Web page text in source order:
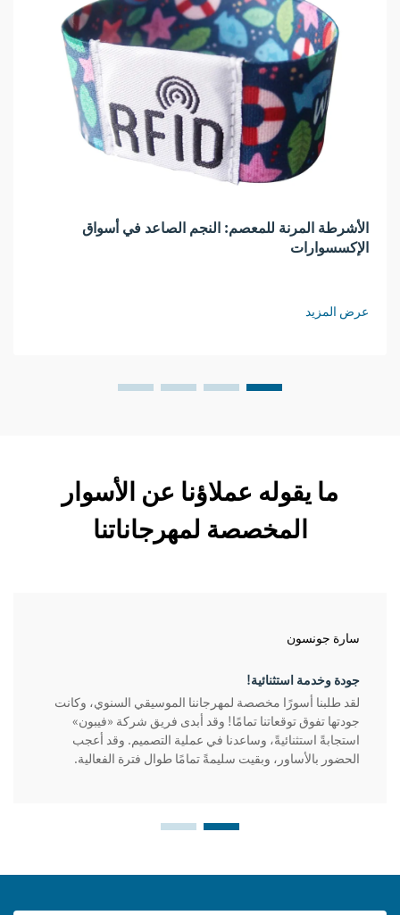
الأشرطة المرنة للمعصم: النجم الصاعد في أسواق
الإكسسوارات
عرض المزيد
ما يقوله عملاؤنا عن الأسوار
المخصصة لمهرجاناتنا
سارة جونسون
جودة وخدمة استثنائية!
لقد طلبنا أسورًا مخصصة لمهرجاننا الموسيقي السنوي، وكانت
جودتها تفوق توقعاتنا تمامًا! وقد أبدى فريق شركة «فيبون»
استجابةً استثنائيةً، وساعدنا في عملية التصميم. وقد أعجب
الحضور بالأساور، وبقيت سليمةً تمامًا طوال فترة الفعالية.